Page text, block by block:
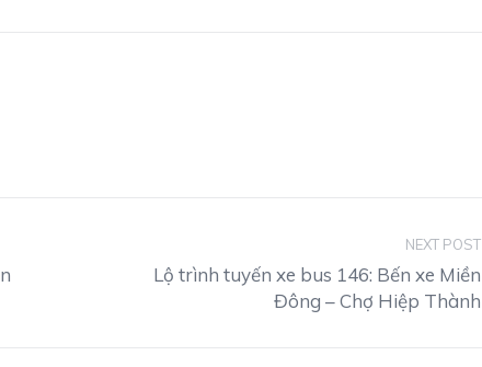
NEXT POST
Lộ trình tuyến xe bus 146: Bến xe Miền
Đông – Chợ Hiệp Thành